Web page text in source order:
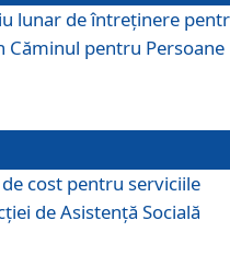
lunar de întreţinere
Căminul pentru Persoane
cost pentru serviciile
de Asistență Socială